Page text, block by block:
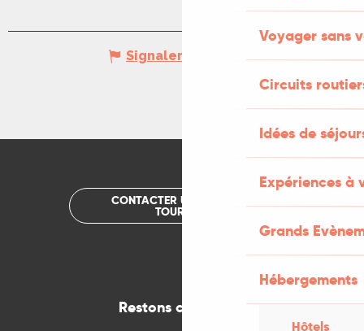
Voyager sans
Circuits
Idées de
Expériences à
Grands
Hébergements
Hôtels
Signaler une erreur
CONTACTER UN OFFICE DE
TOURISME
Restons connectés